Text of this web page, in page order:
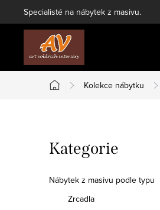
na
Specialisté na nábytek z masivu.
Domů
Kolekce nábytku
o
s
Přeskočit
kategorie
Kategorie
Nábytek z masivu podle typu
Zrcadla